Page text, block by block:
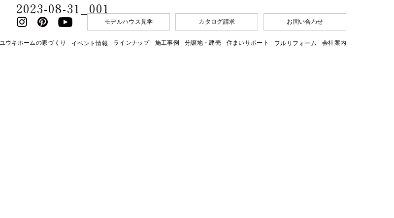
ユウキホームの家づくり イベント情報 ラインナップ 施工事例 分譲地・建売 住まいサポート フルリフォーム 会社案内
モデルハウス見学 カタログ請求 お問い合わせ
2023-08-31_001